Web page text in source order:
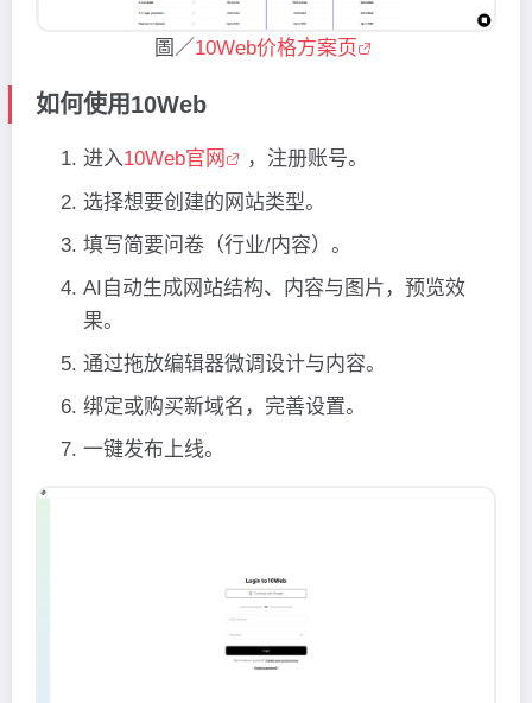
圖／10Web价格方案页
如何使用10Web
进入10Web官网
，注册账号。
选择想要创建的网站类型。
填写简要问卷（行业/内容）。
AI自动生成网站结构、内容与图片，预览效
果。
通过拖放编辑器微调设计与内容。
绑定或购买新域名，完善设置。
一键发布上线。